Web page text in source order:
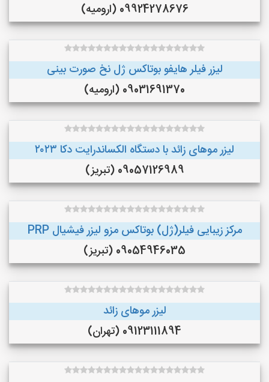
09924278676 (ارومیه)
لیزر فیلر هایفو بوتاکس ژل نخ صورت بینی
09031691370 (ارومیه)
لیزر موهای زائد با دستگاه الکساندرایت دکا ۲۰۲۳
09057126989 (تبریز)
مرکز زیبایی فیلر(ژل) بوتاکس مزو لیزر فیشیال PRP
09054946035 (تبریز)
لیزر موهای زائد
09123111894 (تهران)